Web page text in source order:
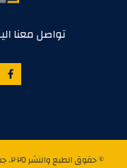
تواصل معنا
©